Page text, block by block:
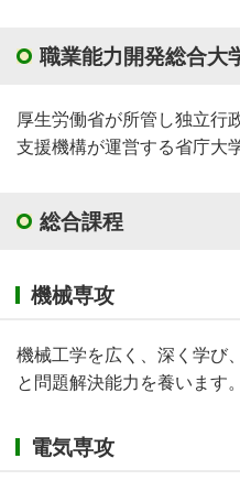
職業能力開発総合大
厚生労働省が所管し独立行
支援機構が運営する省庁大
総合課程
機械専攻
機械工学を広く、深く学び
と問題解決能力を養います。
電気専攻